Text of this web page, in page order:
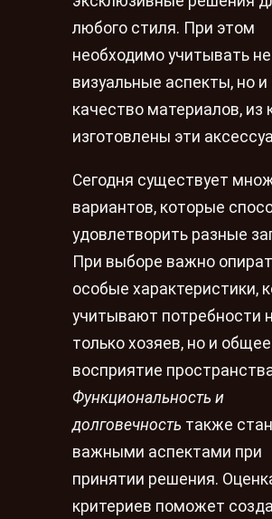
любого стиля. При этом
необходимо учитывать
визуальные аспекты, но и
качество материалов, из
изготовлены эти
Сегодня существует
вариантов, которые
удовлетворить разные
При выборе важно
особые характеристики,
учитывают потребности
только хозяев, но и общее
восприятие
Функциональность и
долговечность также
важными аспектами при
принятии решения.
критериев поможет